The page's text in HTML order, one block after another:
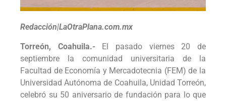
Redacción|LaOtraPlana.com.mx
Torreón, Coahuila.-El pasado viernes 20 de
septiembre la comunidad universitaria de la
Facultad de Economía y Mercadotecnia (FEM) de la
Universidad Autónoma de Coahuila, Unidad Torreón,
celebró su 50 aniversario de fundación para lo que